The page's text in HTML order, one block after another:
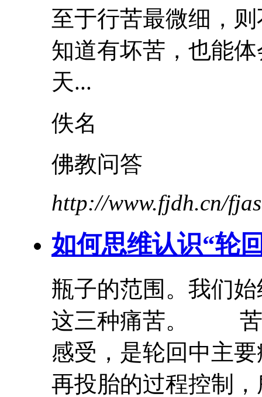
至于行苦最微细，
知道有坏苦 ，也能
天...
佚名
佛教问答
http://www.fjdh.cn/
如何思维认识“轮
瓶子的范围。我们
这三种痛苦。 苦
感受，是轮回中主
再投胎的过程控制